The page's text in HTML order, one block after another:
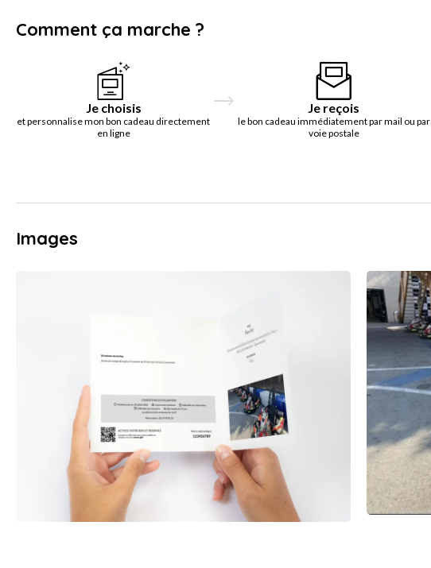
Comment ça marche ?
Je choisis
et personnalise mon bon cadeau directement
en ligne
Je reçois
le bon cadeau immédiatement par mail ou par
voie postale
Images